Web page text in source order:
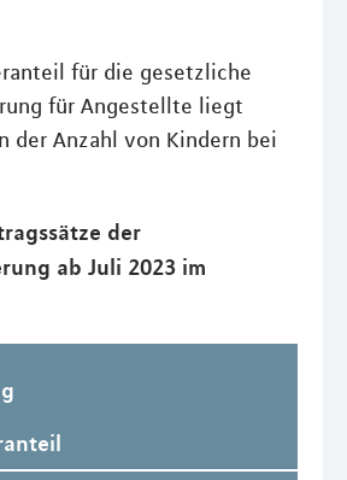
für die gesetzliche
für Angestellte liegt
der Anzahl von Kindern bei
der
ab Juli 2023 im